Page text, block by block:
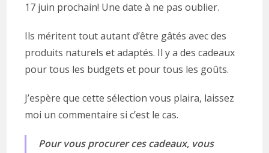
17 juin prochain! Une date à ne pas oublier.
Ils méritent tout autant d’être gâtés avec des
produits naturels et adaptés. Il y a des cadeaux
pour tous les budgets et pour tous les goûts.
J’espère que cette sélection vous plaira, laissez
moi un commentaire si c’est le cas.
Pour vous procurer ces cadeaux, vous